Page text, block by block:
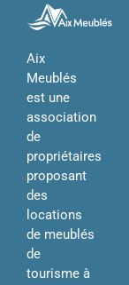
Aix
Meublés
est une
association
de
propriétaires
proposant
des
locations
de meublés
de
tourisme à